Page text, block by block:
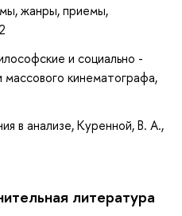
жанры, приемы,
и социально -
кинематографа,
в анализе, Куренной, В. А.,
литература